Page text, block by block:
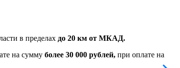
в пределах до 20 км от МКАД.
на сумму более 30 000 рублей, при оплате на